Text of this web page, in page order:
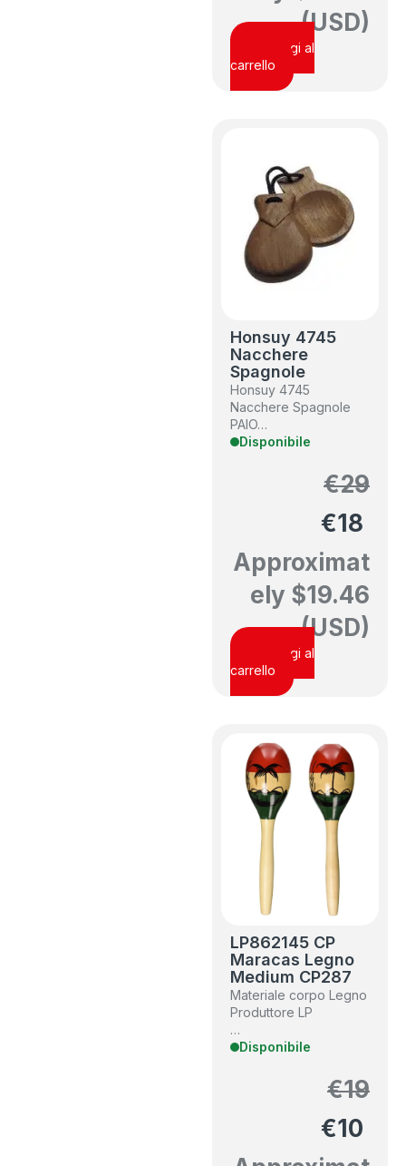
(USD)
Aggiungi al
carrello
Honsuy 4745
Nacchere
Spagnole
Honsuy 4745
Nacchere Spagnole
PAIO…
Disponibile
€29
€18
Approximat
ely $19.46
(USD)
Aggiungi al
carrello
LP862145 CP
Maracas Legno
Medium CP287
Materiale corpo ‎Legno
Produttore ‎LP
…
Disponibile
€19
€10